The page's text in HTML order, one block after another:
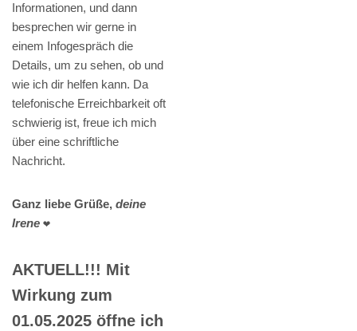
Informationen, und dann
besprechen wir gerne in
einem Infogespräch die
Details, um zu sehen, ob und
wie ich dir helfen kann. Da
telefonische Erreichbarkeit oft
schwierig ist, freue ich mich
über eine schriftliche
Nachricht.
Ganz liebe Grüße, deine
Irene ❤️
AKTUELL!!! Mit
Wirkung zum
01.05.2025 öffne ich